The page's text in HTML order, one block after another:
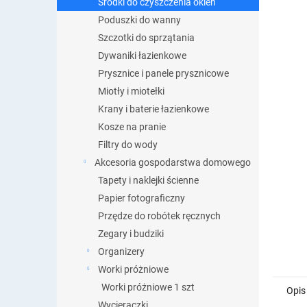
Poduszki do wanny
Szczotki do sprzątania
Dywaniki łazienkowe
Prysznice i panele prysznicowe
Miotły i miotełki
Krany i baterie łazienkowe
Kosze na pranie
Filtry do wody
Akcesoria gospodarstwa domowego
Tapety i naklejki ścienne
Papier fotograficzny
Przędze do robótek ręcznych
Zegary i budziki
Organizery
Worki próżniowe
Worki próżniowe 1 szt
Opis